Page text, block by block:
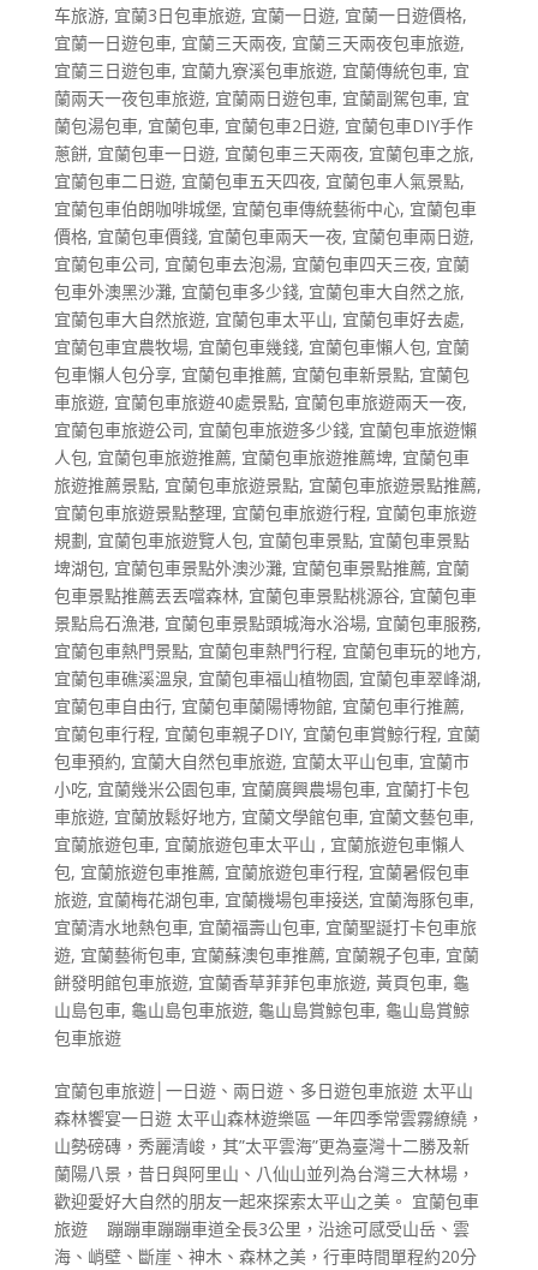
车旅游, 宜蘭3日包車旅遊, 宜蘭一日遊, 宜蘭一日遊價格,
宜蘭一日遊包車, 宜蘭三天兩夜, 宜蘭三天兩夜包車旅遊,
宜蘭三日遊包車, 宜蘭九寮溪包車旅遊, 宜蘭傳統包車, 宜
蘭兩天一夜包車旅遊, 宜蘭兩日遊包車, 宜蘭副駕包車, 宜
蘭包湯包車, 宜蘭包車, 宜蘭包車2日遊, 宜蘭包車DIY手作
蔥餅, 宜蘭包車一日遊, 宜蘭包車三天兩夜, 宜蘭包車之旅,
宜蘭包車二日遊, 宜蘭包車五天四夜, 宜蘭包車人氣景點,
宜蘭包車伯朗咖啡城堡, 宜蘭包車傳統藝術中心, 宜蘭包車
價格, 宜蘭包車價錢, 宜蘭包車兩天一夜, 宜蘭包車兩日遊,
宜蘭包車公司, 宜蘭包車去泡湯, 宜蘭包車四天三夜, 宜蘭
包車外澳黑沙灘, 宜蘭包車多少錢, 宜蘭包車大自然之旅,
宜蘭包車大自然旅遊, 宜蘭包車太平山, 宜蘭包車好去處,
宜蘭包車宜農牧場, 宜蘭包車幾錢, 宜蘭包車懶人包, 宜蘭
包車懶人包分享, 宜蘭包車推薦, 宜蘭包車新景點, 宜蘭包
車旅遊, 宜蘭包車旅遊40處景點, 宜蘭包車旅遊兩天一夜,
宜蘭包車旅遊公司, 宜蘭包車旅遊多少錢, 宜蘭包車旅遊懶
人包, 宜蘭包車旅遊推薦, 宜蘭包車旅遊推薦埤, 宜蘭包車
旅遊推薦景點, 宜蘭包車旅遊景點, 宜蘭包車旅遊景點推薦,
宜蘭包車旅遊景點整理, 宜蘭包車旅遊行程, 宜蘭包車旅遊
規劃, 宜蘭包車旅遊覽人包, 宜蘭包車景點, 宜蘭包車景點
埤湖包, 宜蘭包車景點外澳沙灘, 宜蘭包車景點推薦, 宜蘭
包車景點推薦丟丟噹森林, 宜蘭包車景點桃源谷, 宜蘭包車
景點烏石漁港, 宜蘭包車景點頭城海水浴場, 宜蘭包車服務,
宜蘭包車熱門景點, 宜蘭包車熱門行程, 宜蘭包車玩的地方,
宜蘭包車礁溪溫泉, 宜蘭包車福山植物園, 宜蘭包車翠峰湖,
宜蘭包車自由行, 宜蘭包車蘭陽博物館, 宜蘭包車行推薦,
宜蘭包車行程, 宜蘭包車親子DIY, 宜蘭包車賞鯨行程, 宜蘭
包車預約, 宜蘭大自然包車旅遊, 宜蘭太平山包車, 宜蘭市
小吃, 宜蘭幾米公園包車, 宜蘭廣興農場包車, 宜蘭打卡包
車旅遊, 宜蘭放鬆好地方, 宜蘭文學館包車, 宜蘭文藝包車,
宜蘭旅遊包車, 宜蘭旅遊包車太平山 , 宜蘭旅遊包車懶人
包, 宜蘭旅遊包車推薦, 宜蘭旅遊包車行程, 宜蘭暑假包車
旅遊, 宜蘭梅花湖包車, 宜蘭機場包車接送, 宜蘭海豚包車,
宜蘭清水地熱包車, 宜蘭福壽山包車, 宜蘭聖誕打卡包車旅
遊, 宜蘭藝術包車, 宜蘭蘇澳包車推薦, 宜蘭親子包車, 宜蘭
餅發明館包車旅遊, 宜蘭香草菲菲包車旅遊, 黃頁包車, 龜
山島包車, 龜山島包車旅遊, 龜山島賞鯨包車, 龜山島賞鯨
包車旅遊
宜蘭包車旅遊│一日遊、兩日遊、多日遊包車旅遊 太平山
森林饗宴一日遊 太平山森林遊樂區 一年四季常雲霧繚繞，
山勢磅磚，秀麗清峻，其”太平雲海”更為臺灣十二勝及新
蘭陽八景，昔日與阿里山、八仙山並列為台灣三大林場，
歡迎愛好大自然的朋友一起來探索太平山之美。 宜蘭包車
旅遊 蹦蹦車蹦蹦車道全長3公里，沿途可感受山岳、雲
海、峭壁、斷崖、神木、森林之美，行車時間單程約20分